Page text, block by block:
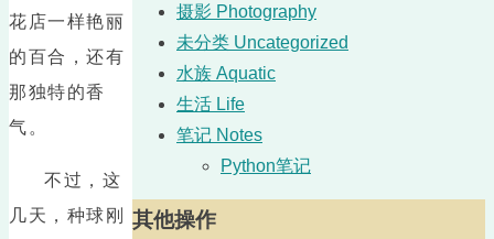
花店一样艳丽
的百合，还有
那独特的香
气。
不过，这
几天，种球刚
摄影 Photography
未分类 Uncategorized
水族 Aquatic
生活 Life
笔记 Notes
Python笔记
其他操作